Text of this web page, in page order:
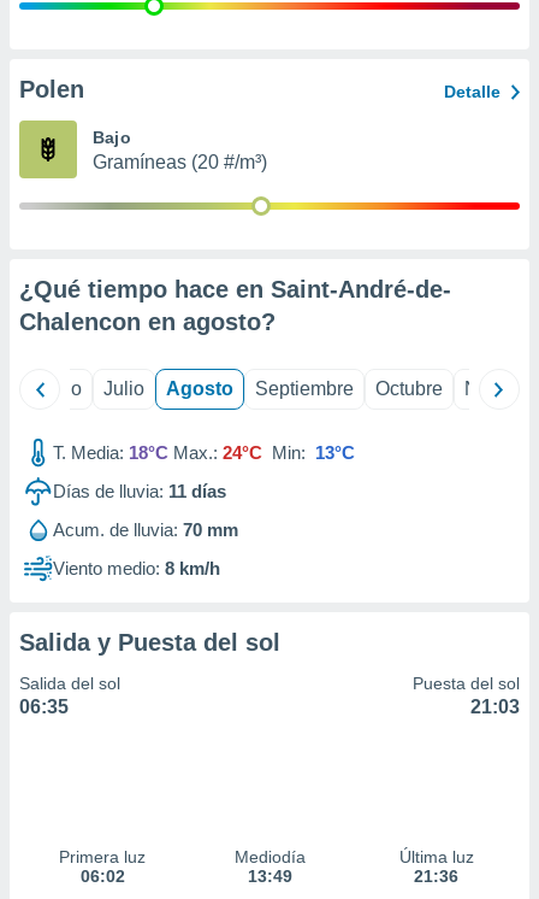
publicidad
de
Polen Detalle
Bajo
Gramíneas (20 #/m³)
¿Qué tiempo hace en Saint-André-de-
Chalencon en agosto?
Junio Julio Agosto Septiembre Octubre
T. Media: 18°C Max.: 24°C Min: 13°C
Días de lluvia: 11 días
Acum. de lluvia: 70 mm
Viento medio: 8 km/h
Salida y Puesta del sol
Salida del sol
06:35
Puesta del sol
21:03
Primera luz
06:02
Mediodía
13:49
Última luz
21:36